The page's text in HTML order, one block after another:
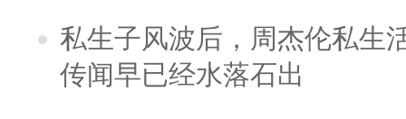
私生子风波后，周杰伦私生
传闻早已经水落石出